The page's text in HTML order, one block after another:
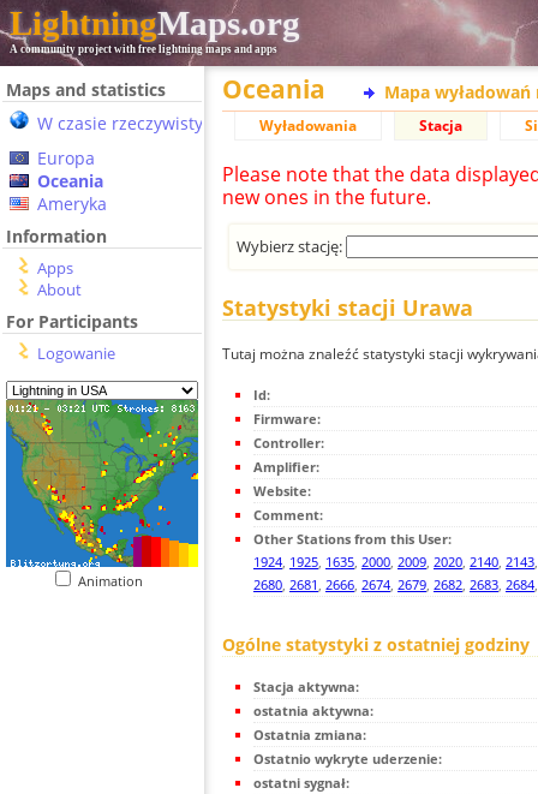
LightningMaps.org
A community project with free lightning maps and apps
Maps and statistics
W czasie rzeczywistym
Europa
Oceania
Ameryka
Information
Apps
About
For Participants
Logowanie
Animation
Oceania Mapa wyładowań
Wyładowania Stacja
Please note that the data
new ones in the future.
Wybierz stację:
Statystyki stacji Urawa
Tutaj można znaleźć statystyki stacji
Id:
Firmware:
Controller:
Amplifier:
Website:
Comment:
Other Stations from this User:
1924, 1925, 1635, 2000, 2009, 2020, 2140, 2143
2680, 2681, 2666, 2674, 2679, 2682, 2683, 2684
Ogólne statystyki z ostatniej godziny
Stacja aktywna:
ostatnia aktywna:
Ostatnia zmiana:
Ostatnio wykryte uderzenie:
ostatni sygnał: